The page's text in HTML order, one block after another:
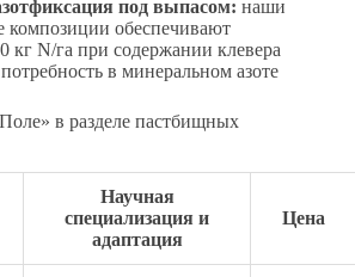
под выпасом: наши
композиции обеспечивают
кг N/га при содержании клевера
в минеральном азоте
в разделе пастбищных
Научная
специализация и
адаптация
Цена